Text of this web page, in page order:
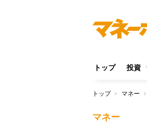
トップ 投資
トップ マネー
マネー